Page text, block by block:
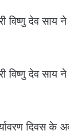
दिवस के